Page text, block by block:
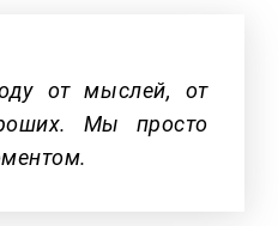
от мыслей, от
Мы просто